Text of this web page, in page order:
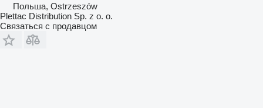
Польша, Ostrzeszów
Plettac Distribution Sp. z o. o.
Связаться с продавцом